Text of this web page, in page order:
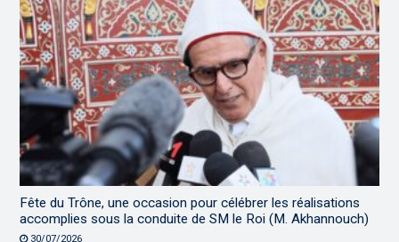
Fête du Trône, une occasion pour célébrer les réalisations
accomplies sous la conduite de SM le Roi (M. Akhannouch)
30/07/2026